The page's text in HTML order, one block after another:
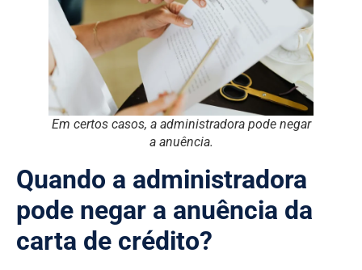
Em certos casos, a administradora pode negar
a anuência.
Quando a administradora
pode negar a anuência da
carta de crédito?